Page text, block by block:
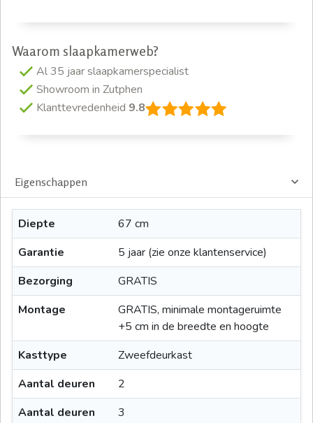
Waarom slaapkamerweb?
Al 35 jaar slaapkamerspecialist
Showroom in Zutphen
Klanttevredenheid 9.8
Eigenschappen
Diepte
67 cm
Garantie
5 jaar (zie onze klantenservice)
Bezorging
GRATIS
Montage
GRATIS, minimale montageruimte
+5 cm in de breedte en hoogte
Kasttype
Zweefdeurkast
Aantal deuren
2
Aantal deuren
3